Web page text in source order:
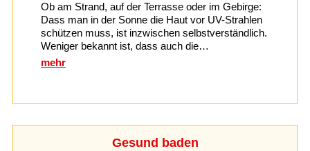
Ob am Strand, auf der Terrasse oder im Gebirge:
Dass man in der Sonne die Haut vor UV-Strahlen
schützen muss, ist inzwischen selbstverständlich.
Weniger bekannt ist, dass auch die…
mehr
Gesund baden